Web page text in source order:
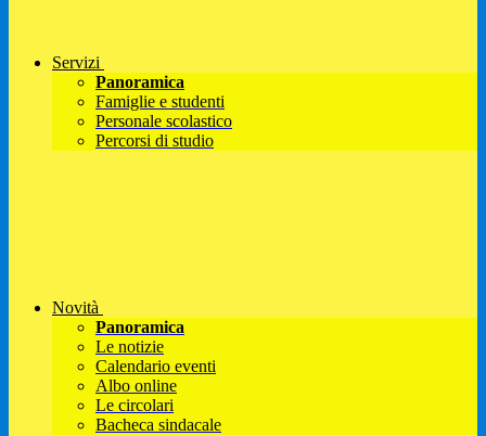
Servizi
Panoramica
Famiglie e studenti
Personale scolastico
Percorsi di studio
Novità
Panoramica
Le notizie
Calendario eventi
Albo online
Le circolari
Bacheca sindacale